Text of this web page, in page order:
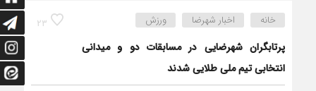
23 خانه اخبار شهرضا ورزش
پرتابگران شهرضایی در مسابقات دو و میدانی
انتخابی تیم ملی طلایی شدند